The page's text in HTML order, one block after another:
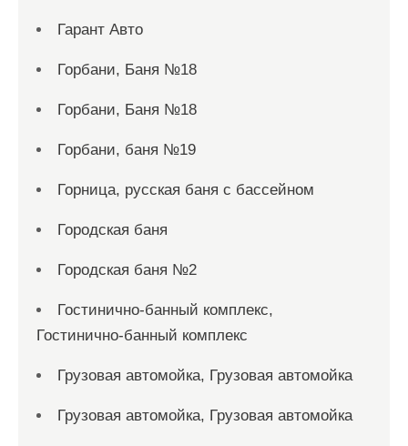
Гарант Авто
Горбани, Баня №18
Горбани, Баня №18
Горбани, баня №19
Горница, русская баня с бассейном
Городская баня
Городская баня №2
Гостинично-банный комплекс,
Гостинично-банный комплекс
Грузовая автомойка, Грузовая автомойка
Грузовая автомойка, Грузовая автомойка